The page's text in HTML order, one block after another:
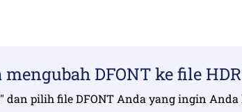
DFONT ke file
dan pilih file DFONT Anda yang ingin Anda